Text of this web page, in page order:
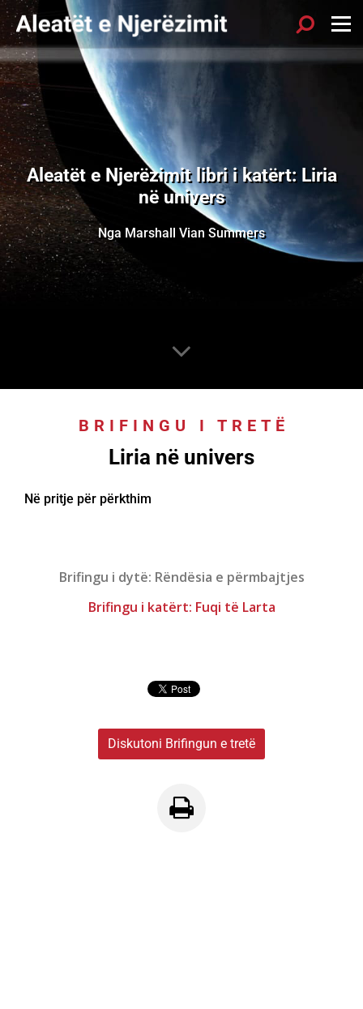
Aleatët e Njerëzimit libri i katërt: Liria
në univers
Nga Marshall Vian Summers
BRIFINGU I TRETË
Liria në univers
Në pritje për përkthim
Brifingu i dytë: Rëndësia e përmbajtjes
Brifingu i katërt: Fuqi të Larta
Diskutoni Brifingun e tretë